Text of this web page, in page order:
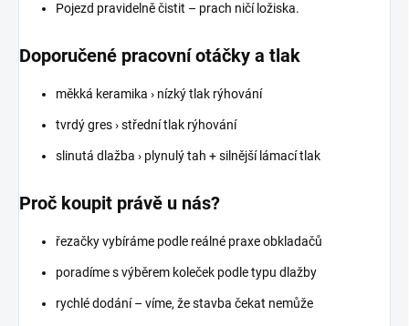
Pojezd pravidelně čistit – prach ničí ložiska.
Doporučené pracovní otáčky a tlak
měkká keramika › nízký tlak rýhování
tvrdý gres › střední tlak rýhování
slinutá dlažba › plynulý tah + silnější lámací tlak
Proč koupit právě u nás?
řezačky vybíráme podle reálné praxe obkladačů
poradíme s výběrem koleček podle typu dlažby
rychlé dodání – víme, že stavba čekat nemůže